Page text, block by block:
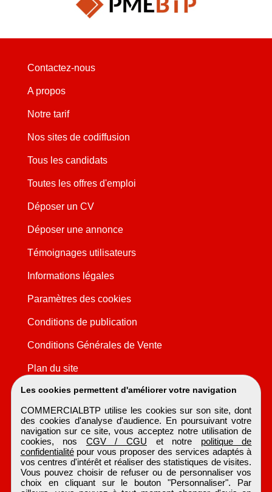
Les cookies permettent d'améliorer votre navigation
COMMERCIALBTP utilise les cookies sur son site, dont
des cookies d'analyse d'audience. En poursuivant votre
navigation sur ce site, vous acceptez notre utilisation de
cookies, nos CGV / CGU et notre politique de
confidentialitépour vous proposer des services adaptés à
vos centres d'intérêt et réaliser des statistiques de visites.
Vous pouvez choisir de refuser ou de personnaliser vos
choix en cliquant sur le bouton "Personnaliser". Par
Contactez-nous
A propos
Notre tarif
Nos sites de codiffusion
Tous les candidats
Toutes les offres d'emploi
Déposer un CV
Déposer une annonce
Témoignages utilisateurs
Informations légales
Paramètres des cookies
Conditions de publication
Conditions Générales de Vente
Plan du site